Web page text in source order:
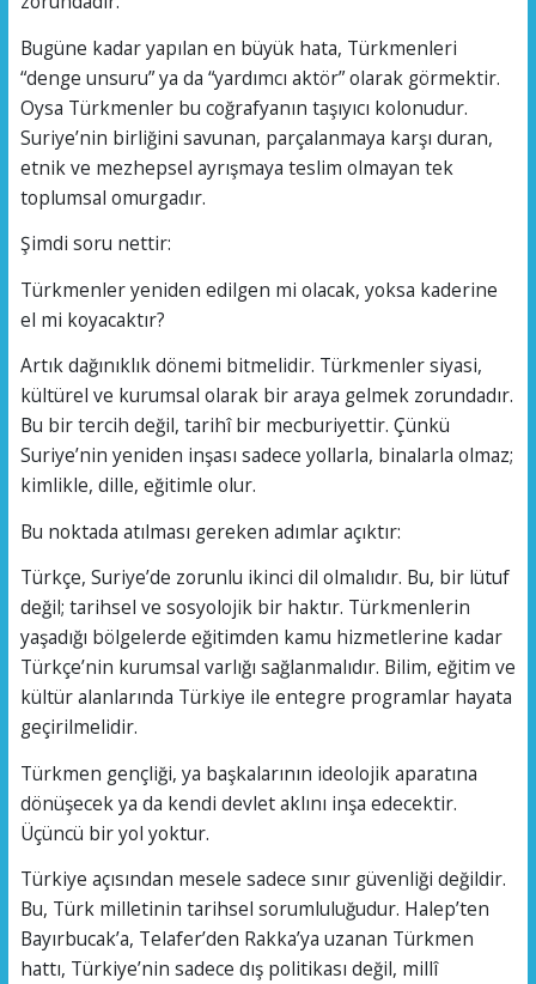
Bugüne kadar yapılan en büyük hata, Türkmenleri
“denge unsuru” ya da “yardımcı aktör” olarak görmektir.
Oysa Türkmenler bu coğrafyanın taşıyıcı kolonudur.
Suriye’nin birliğini savunan, parçalanmaya karşı duran,
etnik ve mezhepsel ayrışmaya teslim olmayan tek
toplumsal omurgadır.
Şimdi soru nettir:
Türkmenler yeniden edilgen mi olacak, yoksa kaderine
el mi koyacaktır?
Artık dağınıklık dönemi bitmelidir. Türkmenler siyasi,
kültürel ve kurumsal olarak bir araya gelmek zorundadır.
Bu bir tercih değil, tarihî bir mecburiyettir. Çünkü
Suriye’nin yeniden inşası sadece yollarla, binalarla olmaz;
kimlikle, dille, eğitimle olur.
Bu noktada atılması gereken adımlar açıktır:
Türkçe, Suriye’de zorunlu ikinci dil olmalıdır. Bu, bir lütuf
değil; tarihsel ve sosyolojik bir haktır. Türkmenlerin
yaşadığı bölgelerde eğitimden kamu hizmetlerine kadar
Türkçe’nin kurumsal varlığı sağlanmalıdır. Bilim, eğitim ve
kültür alanlarında Türkiye ile entegre programlar hayata
geçirilmelidir.
Türkmen gençliği, ya başkalarının ideolojik aparatına
dönüşecek ya da kendi devlet aklını inşa edecektir.
Üçüncü bir yol yoktur.
Türkiye açısından mesele sadece sınır güvenliği değildir.
Bu, Türk milletinin tarihsel sorumluluğudur. Halep’ten
Bayırbucak’a, Telafer’den Rakka’ya uzanan Türkmen
hattı, Türkiye’nin sadece dış politikası değil, millî